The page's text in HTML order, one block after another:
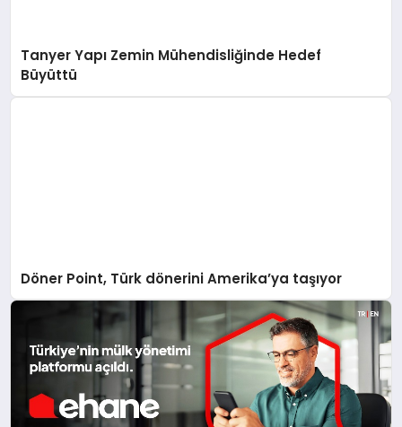
Tanyer Yapı Zemin Mühendisliğinde Hedef
Büyüttü
Döner Point, Türk dönerini Amerika’ya taşıyor